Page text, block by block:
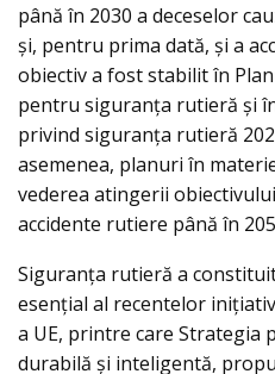
până în 2030 a deceselor
şi, pentru prima dată, şi a
obiectiv a fost stabilit în
pentru siguranţa rutieră şi
privind siguranţa rutieră
asemenea, planuri în
vederea atingerii
accidente rutiere până în
Siguranţa rutieră a
esenţial al recentelor
a UE, printre care Strategia
durabilă şi inteligentă,